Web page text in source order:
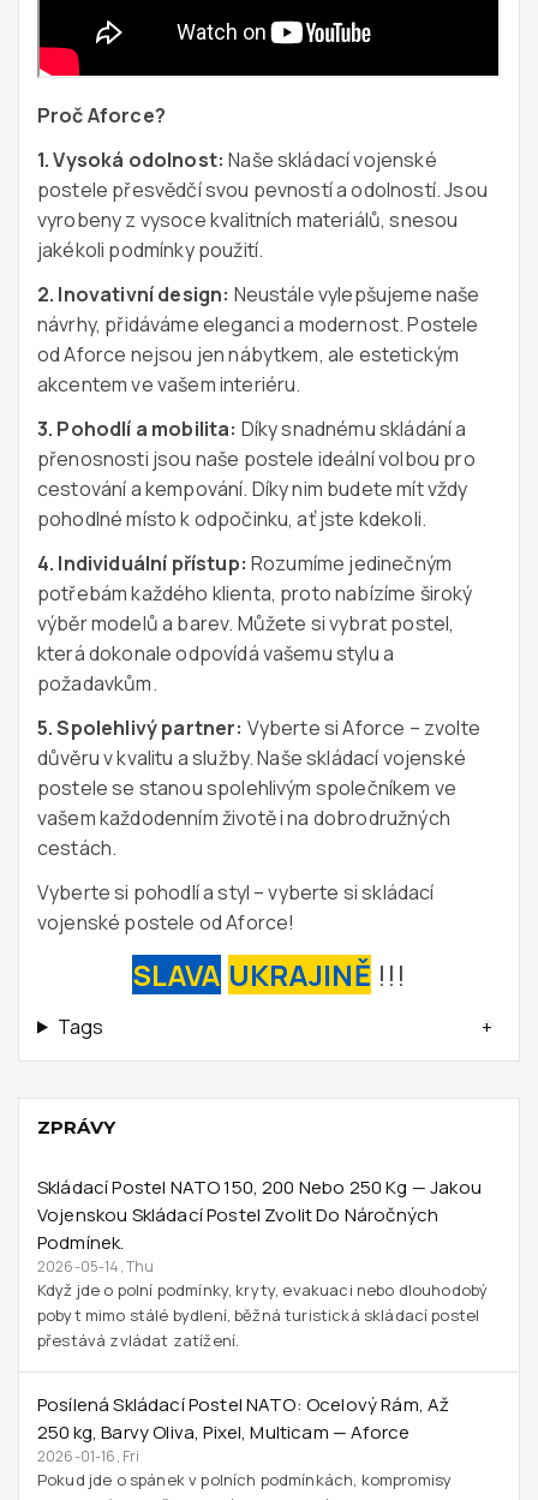
Proč Aforce?
1. Vysoká odolnost: Naše skládací vojenské
postele přesvědčí svou pevností a odolností. Jsou
vyrobeny z vysoce kvalitních materiálů, snesou
jakékoli podmínky použití.
2. Inovativní design: Neustále vylepšujeme naše
návrhy, přidáváme eleganci a modernost. Postele
od Aforce nejsou jen nábytkem, ale estetickým
akcentem ve vašem interiéru.
3. Pohodlí a mobilita: Díky snadnému skládání a
přenosnosti jsou naše postele ideální volbou pro
cestování a kempování. Díky nim budete mít vždy
pohodlné místo k odpočinku, ať jste kdekoli.
4. Individuální přístup: Rozumíme jedinečným
potřebám každého klienta, proto nabízíme široký
výběr modelů a barev. Můžete si vybrat postel,
která dokonale odpovídá vašemu stylu a
požadavkům.
5. Spolehlivý partner: Vyberte si Aforce – zvolte
důvěru v kvalitu a služby. Naše skládací vojenské
postele se stanou spolehlivým společníkem ve
vašem každodenním životě i na dobrodružných
cestách.
Vyberte si pohodlí a styl – vyberte si skládací
vojenské postele od Aforce!
SLAVA UKRAJINĚ !!!
+
Tags
ZPRÁVY
Skládací Postel NATO 150, 200 Nebo 250 Kg — Jakou
Vojenskou Skládací Postel Zvolit Do Náročných
Podmínek.
2026-05-14, Thu
Když jde o polní podmínky, kryty, evakuaci nebo dlouhodobý
pobyt mimo stálé bydlení, běžná turistická skládací postel
přestává zvládat zatížení.
Posílená Skládací Postel NATO: Ocelový Rám, Až
250 Kg, Barvy Oliva, Pixel, Multicam — Aforce
2026-01-16, Fri
Pokud jde o spánek v polních podmínkách, kompromisy